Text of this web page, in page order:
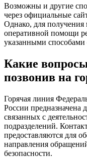
Возможны и другие
через официальные
Однако, для
оперативной помощи
указанными
Какие
позвонив на
Горячая линия
России предназначена
связанных с
подразделений.
предоставляются для
направления
безопасности.